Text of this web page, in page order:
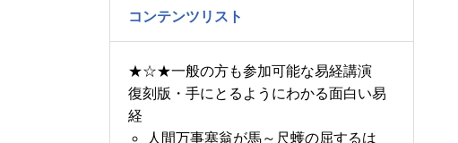
コンテンツリスト
★☆★一般の方も参加可能な易経講演
復刻版・手にとるようにわかる面白い易
経
人間万事塞翁が馬～尺蠖の屈するは